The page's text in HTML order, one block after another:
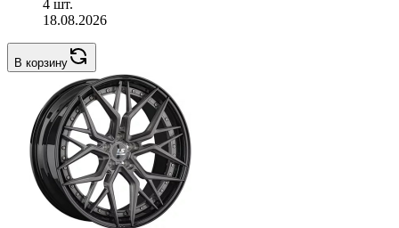
4 шт.
18.08.2026
В корзину